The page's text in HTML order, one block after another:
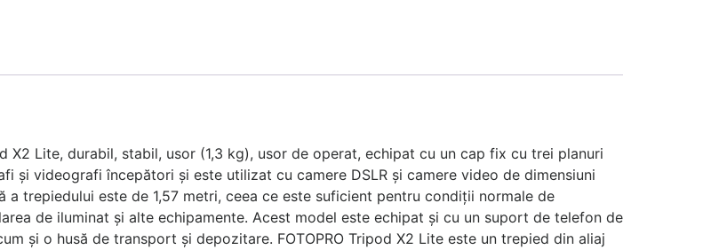
X2 Lite, durabil, stabil, usor (1,3 kg), usor de operat, echipat cu un cap fix cu trei planuri
și videografi începători și este utilizat cu camere DSLR și camere video de dimensiuni
trepiedului este de 1,57 metri, ceea ce este suficient pentru condiții normale de
de iluminat și alte echipamente. Acest model este echipat și cu un suport de telefon de
și o husă de transport și depozitare. FOTOPRO Tripod X2 Lite este un trepied din aliaj